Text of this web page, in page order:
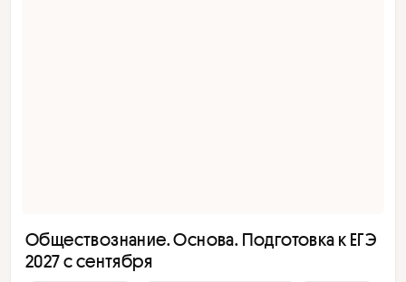
Обществознание. Основа. Подготовка к ЕГЭ
2027 с сентября